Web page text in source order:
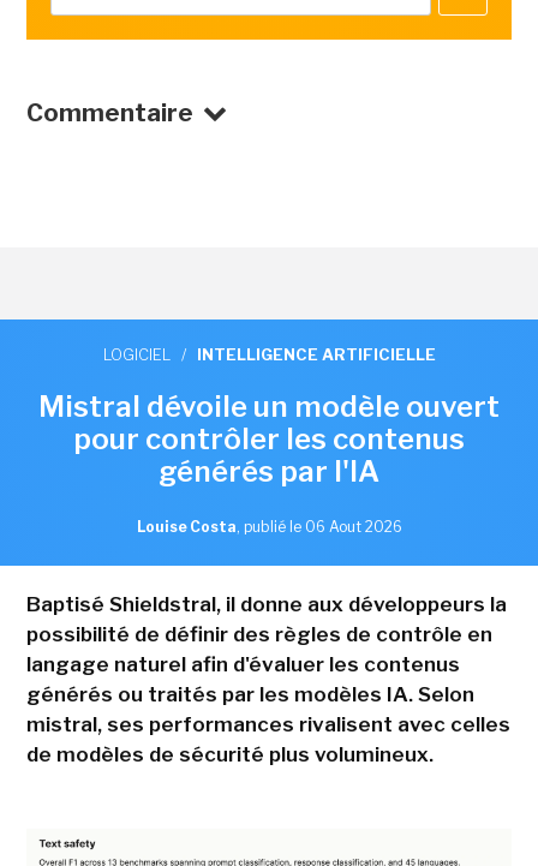
Commentaire
LOGICIEL / INTELLIGENCE ARTIFICIELLE
Mistral dévoile un modèle ouvert
pour contrôler les contenus
générés par l'IA
Louise Costa, publié le 06 Aout 2026
Baptisé Shieldstral, il donne aux développeurs la
possibilité de définir des règles de contrôle en
langage naturel afin d'évaluer les contenus
générés ou traités par les modèles IA. Selon
mistral, ses performances rivalisent avec celles
de modèles de sécurité plus volumineux.